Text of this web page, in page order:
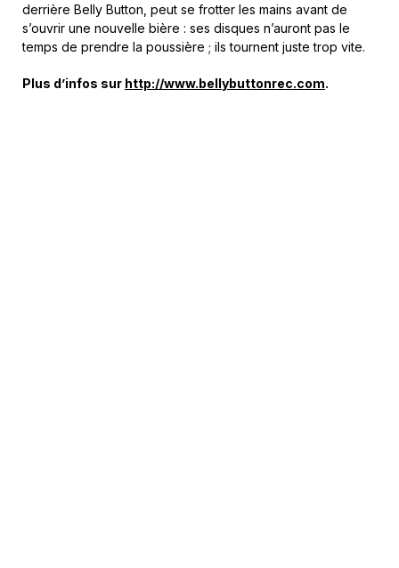
derrière Belly Button, peut se frotter les mains avant de
s’ouvrir une nouvelle bière : ses disques n’auront pas le
temps de prendre la poussière ; ils tournent juste trop vite.
Plus d’infos sur http://www.bellybuttonrec.com.